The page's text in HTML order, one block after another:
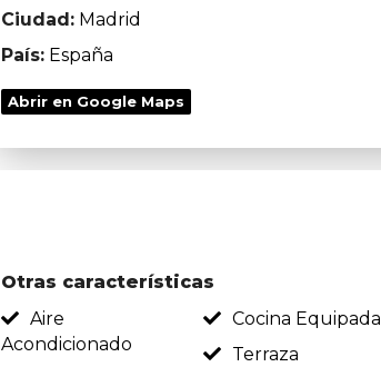
Ciudad: Madrid
País: España
Abrir en Google Maps
Otras características
Aire
Acondicionado
Cocina Equipada
Terraza